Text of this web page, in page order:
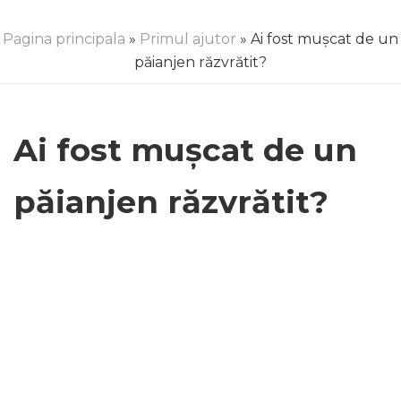
Pagina principala » Primul ajutor » Ai fost mușcat de un
păianjen răzvrătit?
Ai fost mușcat de un
păianjen răzvrătit?